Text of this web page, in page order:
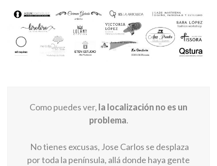
Como puedes ver, la localización no es un
problema.
No tienes excusas, Jose Carlos se desplaza
por toda la península, allá donde haya gente